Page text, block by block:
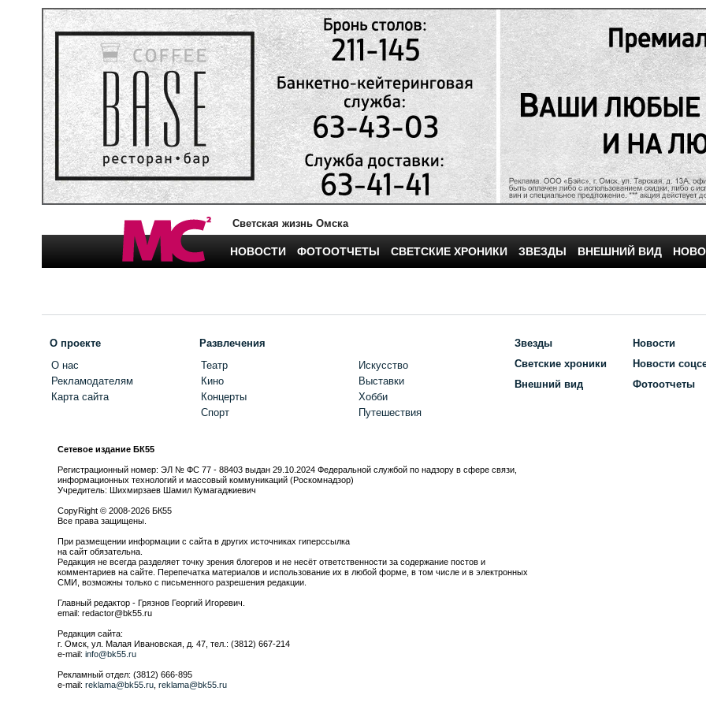
Светская жизнь Омска
НОВОСТИ ФОТООТЧЕТЫ СВЕТСКИЕ ХРОНИКИ ЗВЕЗДЫ ВНЕШНИЙ ВИД
О проекте
О нас
Рекламодателям
Карта сайта
Развлечения
Театр
Кино
Концерты
Спорт
Искусство
Выставки
Хобби
Путешествия
Звезды
Светские хроники
Внешний вид
Новости
Новости
Фотоотчеты
Сетевое издание БК55
Регистрационный номер: ЭЛ № ФС 77 - 88403 выдан 29.10.2024 Федеральной службой по надзору в сфере связи,
информационных технологий и массовый коммуникаций (Роскомнадзор)
Учредитель: Шихмирзаев Шамил Кумагаджиевич
CopyRight © 2008-2026 БК55
Все права защищены.
При размещении информации с сайта в других источниках гиперссылка
на сайт обязательна.
Редакция не всегда разделяет точку зрения блогеров и не несёт ответственности за содержание постов и
комментариев на сайте. Перепечатка материалов и использование их в любой форме, в том числе и в электронных
СМИ, возможны только с письменного разрешения редакции.
Главный редактор - Грязнов Георгий Игоревич.
email: redactor@bk55.ru
Редакция сайта:
г. Омск, ул. Малая Ивановская, д. 47, тел.: (3812) 667-214
e-mail: info@bk55.ru
Рекламный отдел: (3812) 666-895
e-mail: reklama@bk55.ru reklama@bk55.ru